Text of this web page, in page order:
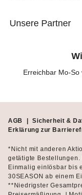
Unsere Partner
Erreichbar Mo-
AGB | Sicherheit &
Erklärung zur
*Nicht mit anderen
getätigte Bestellungen.
Einmalig einlösbar bis
30SEASON ab einem
**Niedrigster